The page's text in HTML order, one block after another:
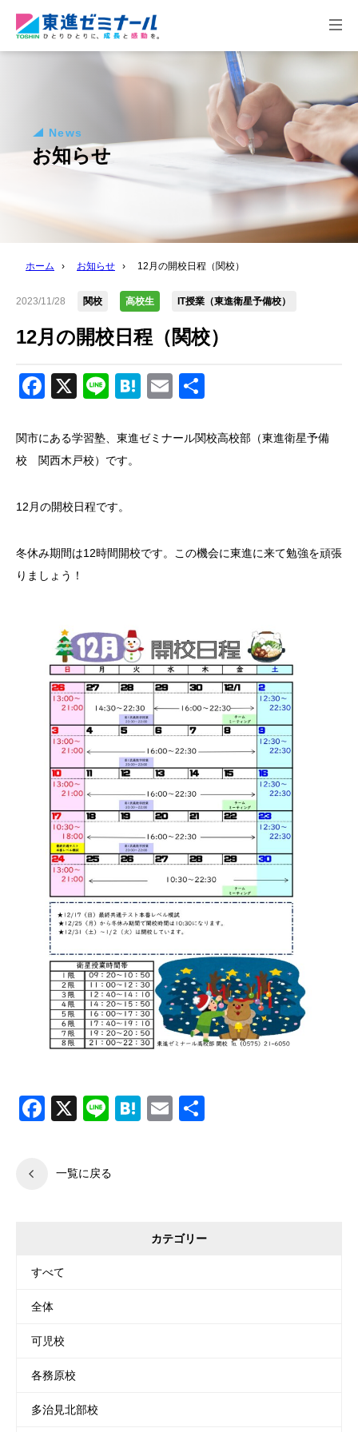
News
お知らせ
ホーム › お知らせ › 12月の開校日程（関校）
2023/11/28 関校 高校生 IT授業（東進衛星予備校）
12月の開校日程（関校）
Facebook
X LineHatena
Email
関市にある学習塾、東進ゼミナール関校高校部（東進衛星予備
校 関西木戸校）です。
12月の開校日程です。
冬休み期間は12時間開校です。この機会に東進に来て勉強を頑張
りましょう！
Facebook
X LineHatena
Email
一覧に戻る
カテゴリー
すべて
全体
可児校
各務原校
多治見北部校